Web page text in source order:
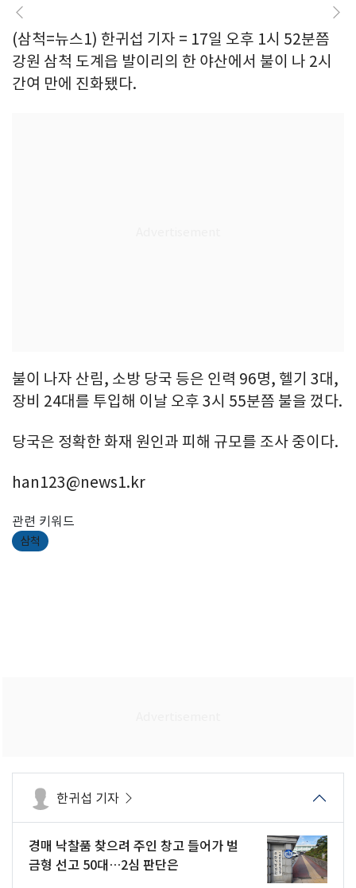
(삼척=뉴스1) 한귀섭 기자 = 17일 오후 1시 52분쯤
강원 삼척 도계읍 발이리의 한 야산에서 불이 나 2시
간여 만에 진화됐다.
불이 나자 산림, 소방 당국 등은 인력 96명, 헬기 3대,
장비 24대를 투입해 이날 오후 3시 55분쯤 불을 껐다.
당국은 정확한 화재 원인과 피해 규모를 조사 중이다.
han123@news1.kr
관련 키워드
삼척
한귀섭 기자
경매 낙찰품 찾으려 주인 창고 들어가 벌
금형 선고 50대…2심 판단은